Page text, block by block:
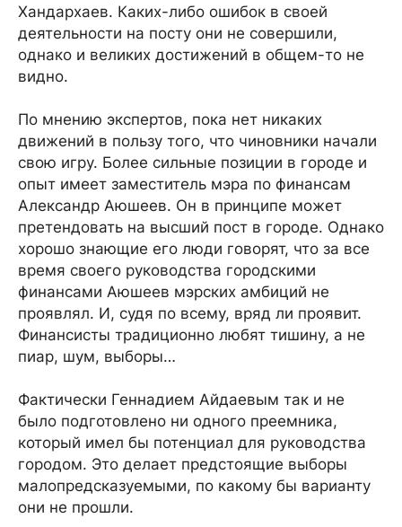
Хандархаев. Каких-либо ошибок в своей
деятельности на посту они не совершили,
однако и великих достижений в общем-то не
видно.
По мнению экспертов, пока нет никаких
движений в пользу того, что чиновники начали
свою игру. Более сильные позиции в городе и
опыт имеет заместитель мэра по финансам
Александр Аюшеев. Он в принципе может
претендовать на высший пост в городе. Однако
хорошо знающие его люди говорят, что за все
время своего руководства городскими
финансами Аюшеев мэрских амбиций не
проявлял. И, судя по всему, вряд ли проявит.
Финансисты традиционно любят тишину, а не
пиар, шум, выборы…
Фактически Геннадием Айдаевым так и не
было подготовлено ни одного преемника,
который имел бы потенциал для руководства
городом. Это делает предстоящие выборы
малопредсказуемыми, по какому бы варианту
они не прошли.